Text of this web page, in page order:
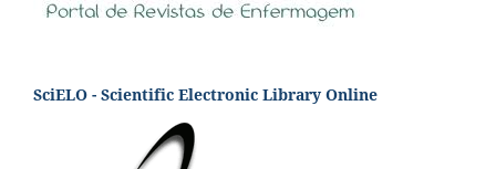
SciELO - Scientific Electronic Library Online